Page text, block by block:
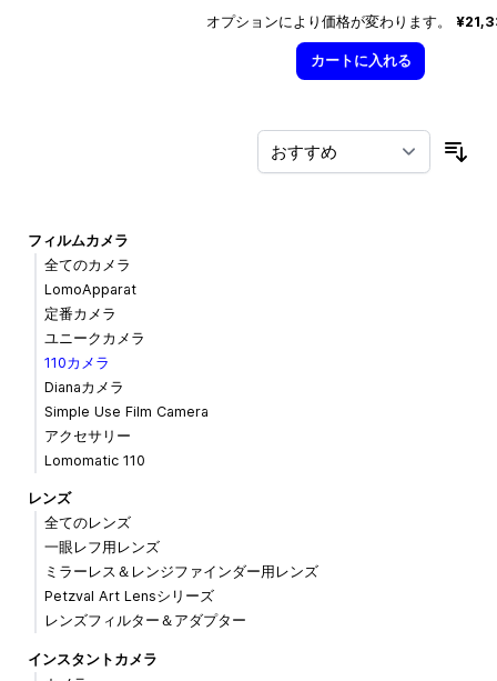
オプションにより価格が変わります。
カートに入れる
フィルムカメラ
全てのカメラ
LomoApparat
定番カメラ
ユニークカメラ
110カメラ
Dianaカメラ
Simple Use Film Camera
アクセサリー
Lomomatic 110
レンズ
全てのレンズ
一眼レフ用レンズ
ミラーレス＆レンジファインダー用レンズ
Petzval Art Lensシリーズ
レンズフィルター＆アダプター
インスタントカメラ